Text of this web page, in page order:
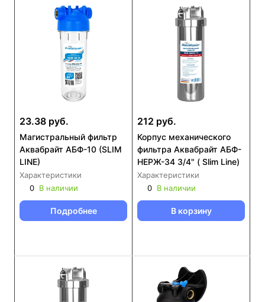
23.38 руб.
Магистральный фильтр
Аквабрайт АБФ-10 (SLIM
LINE)
Характеристики
0 В наличии
Подробнее
212 руб.
Корпус механического
фильтра Аквабрайт АБФ-
НЕРЖ-34 3/4" ( Slim Line)
Характеристики
0 В наличии
В корзину